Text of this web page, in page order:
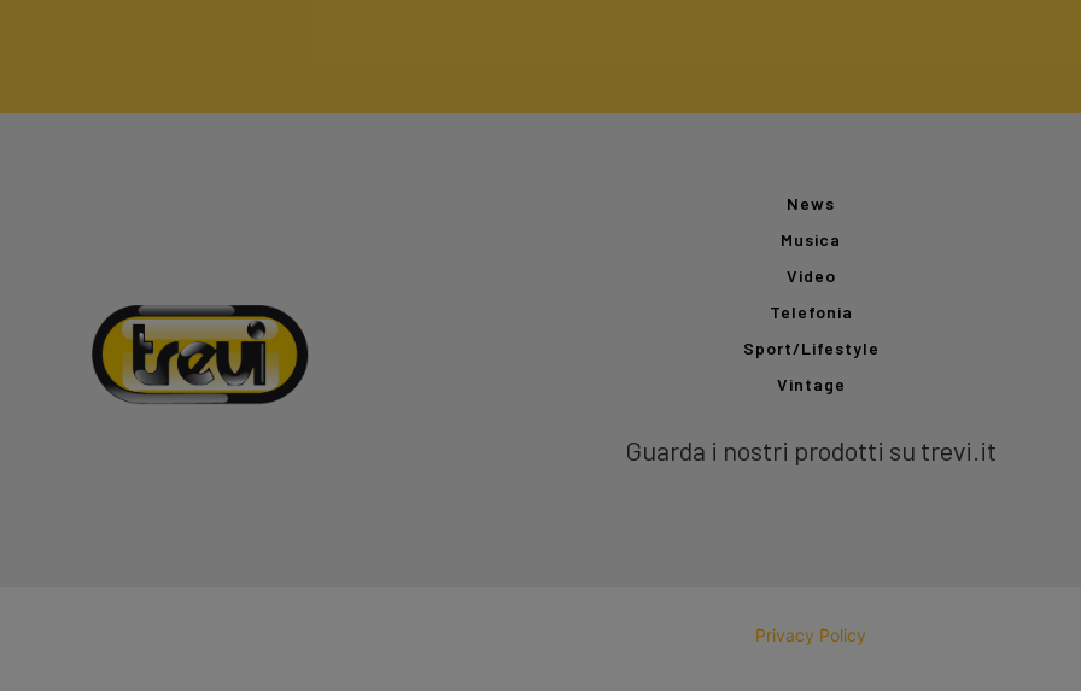
News
Musica
Video
Telefonia
Sport/Lifestyle
Vintage
Guarda i nostri prodotti su trevi.it
Privacy Policy